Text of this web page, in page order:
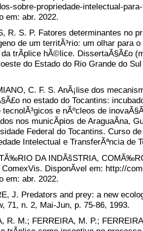
sobre-propriedade-intelectual-
em: abr. 2022.
R. S. P. Fatores determinantes no
de um territÃ³rio: um olhar para
trÃ­plice hÃ©lice. DissertaÃ§Ã£o
do Estado do Rio Grande do
C. F. S. AnÃ¡lise dos
no estado do Tocantins:
e nÃºcleos de
nos municÃ­pios de AraguaÃ­na,
Federal do Tocantins. Curso
Intelectual e TransferÃªncia de
DA INDÃšSTRIA,
ComexVis. DisponÃ­vel em: http://
em: abr. 2022.
J. Predators and prey: a new
71, n. 2, Mai-Jun, p. 75-86, 1993.
R. M.; FERREIRA, M. P.;